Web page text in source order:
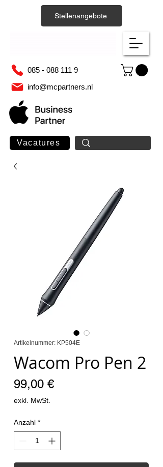
085 - 088 111 9
info@mcpartners.nl
Vacatures
Stellenangebote
Artikelnummer: KP504E
Wacom Pro Pen 2
99,00 €Preis
exkl. MwSt.
Anzahl *